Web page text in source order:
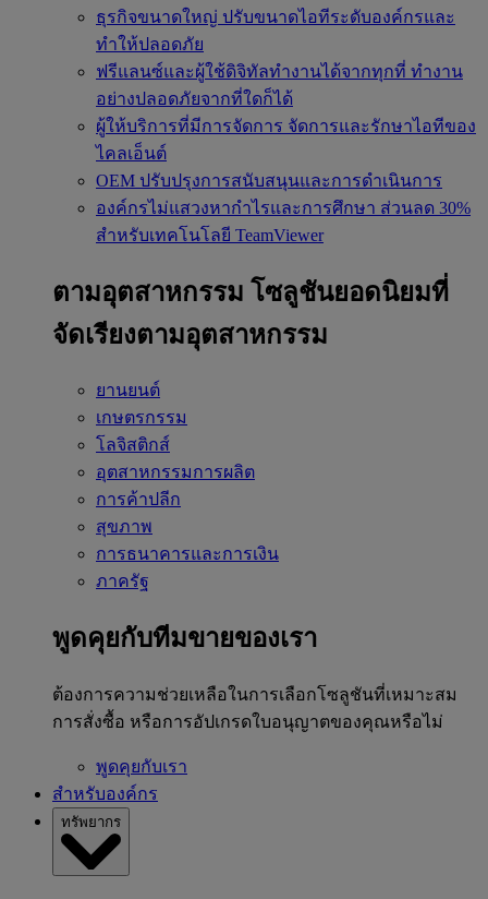
ธุรกิจขนาดใหญ่ ปรับขนาดไอทีระดับองค์กรและ
ทำให้ปลอดภัย
ฟรีแลนซ์และผู้ใช้ดิจิทัลทำงานได้จากทุกที่ ทำงาน
อย่างปลอดภัยจากที่ใดก็ได้
ผู้ให้บริการที่มีการจัดการ จัดการและรักษาไอทีของ
ไคลเอ็นต์
OEM ปรับปรุงการสนับสนุนและการดำเนินการ
องค์กรไม่แสวงหากำไรและการศึกษา ส่วนลด 30%
สำหรับเทคโนโลยี TeamViewer
ตามอุตสาหกรรม โซลูชันยอดนิยมที่
จัดเรียงตามอุตสาหกรรม
ยานยนต์
เกษตรกรรม
โลจิสติกส์
อุตสาหกรรมการผลิต
การค้าปลีก
สุขภาพ
การธนาคารและการเงิน
ภาครัฐ
พูดคุยกับทีมขายของเรา
ต้องการความช่วยเหลือในการเลือกโซลูชันที่เหมาะสม
การสั่งซื้อ หรือการอัปเกรดใบอนุญาตของคุณหรือไม่
พูดคุยกับเรา
สำหรับองค์กร
ทรัพยากร